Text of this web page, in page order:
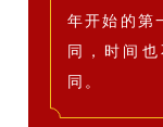
年开始的第
同，时间
同。